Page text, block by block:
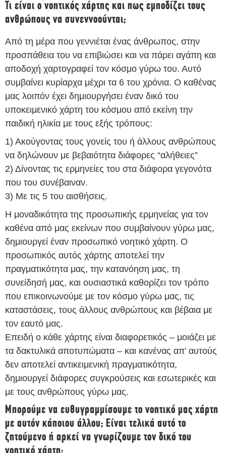
Τι είναι ο νοητικός χάρτης και πως εμποδίζει τους
ανθρώπους να συνεννοούνται;
Από τη μέρα που γεννιέται ένας άνθρωπος, στην
προσπάθεια του να επιβιώσει και να πάρει αγάπη και
αποδοχή χαρτογραφεί τον κόσμο γύρω του. Αυτό
συμβαίνει κυρίαρχα μέχρι τα 6 του χρόνια. Ο καθένας
μας λοιπόν έχει δημιουργήσει έναν δικό του
υποκειμενικό χάρτη του κόσμου από εκείνη την
παιδική ηλικία με τους εξής τρόπους:
1) Ακούγοντας τους γονείς του ή άλλους ανθρώπους
να δηλώνουν με βεβαιότητα διάφορες “αλήθειες”
2) Δίνοντας τις ερμηνείες του στα διάφορα γεγονότα
που του συνέβαιναν.
3) Με τις 5 του αισθήσεις.
Η μοναδικότητα της προσωπικής ερμηνείας για τον
καθένα από μας εκείνων που συμβαίνουν γύρω μας,
δημιουργεί έναν προσωπικό νοητικό χάρτη. Ο
προσωπικός αυτός χάρτης αποτελεί την
πραγματικότητα μας, την κατανόηση μας, τη
συνείδησή μας, και ουσιαστικά καθορίζει τον τρόπο
που επικοινωνούμε με τον κόσμο γύρω μας, τις
καταστάσεις, τους άλλους ανθρώπους και βέβαια με
τον εαυτό μας.
Επειδή ο κάθε χάρτης είναι διαφορετικός – μοιάζει με
τα δακτυλικά αποτυπώματα – και κανένας απ’ αυτούς
δεν αποτελεί αντικειμενική πραγματικότητα,
δημιουργεί διάφορες συγκρούσεις και εσωτερικές και
με τους ανθρώπους γύρω μας.
Μπορούμε να ευθυγραμμίσουμε το νοητικό μας χάρτη
με αυτόν κάποιου άλλου; Είναι τελικά αυτό το
ζητούμενο ή αρκεί να γνωρίζουμε τον δικό του